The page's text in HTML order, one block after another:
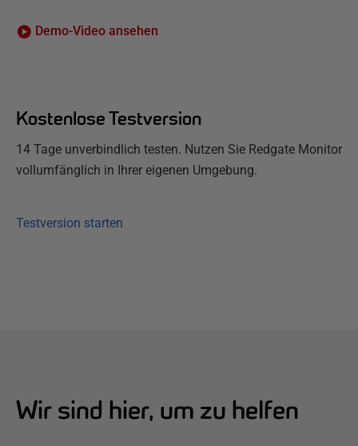
Demo-Video ansehen
Kostenlose Testversion
14 Tage unverbindlich testen. Nutzen Sie Redgate Monitor
vollumfänglich in Ihrer eigenen Umgebung.
Testversion starten
Wir sind hier, um zu helfen